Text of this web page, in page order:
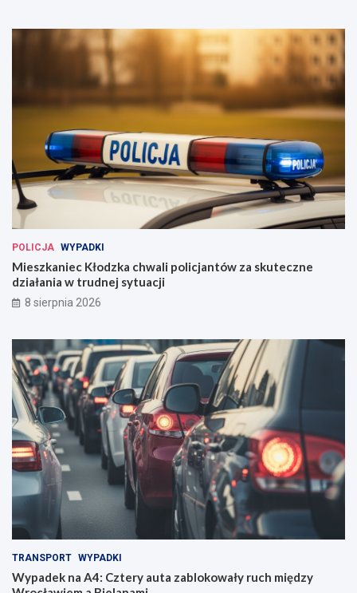
POLICJA WYPADKI
Mieszkaniec Kłodzka chwali policjantów za skuteczne
działania w trudnej sytuacji
8 sierpnia 2026
TRANSPORT WYPADKI
Wypadek na A4: Cztery auta zablokowały ruch między